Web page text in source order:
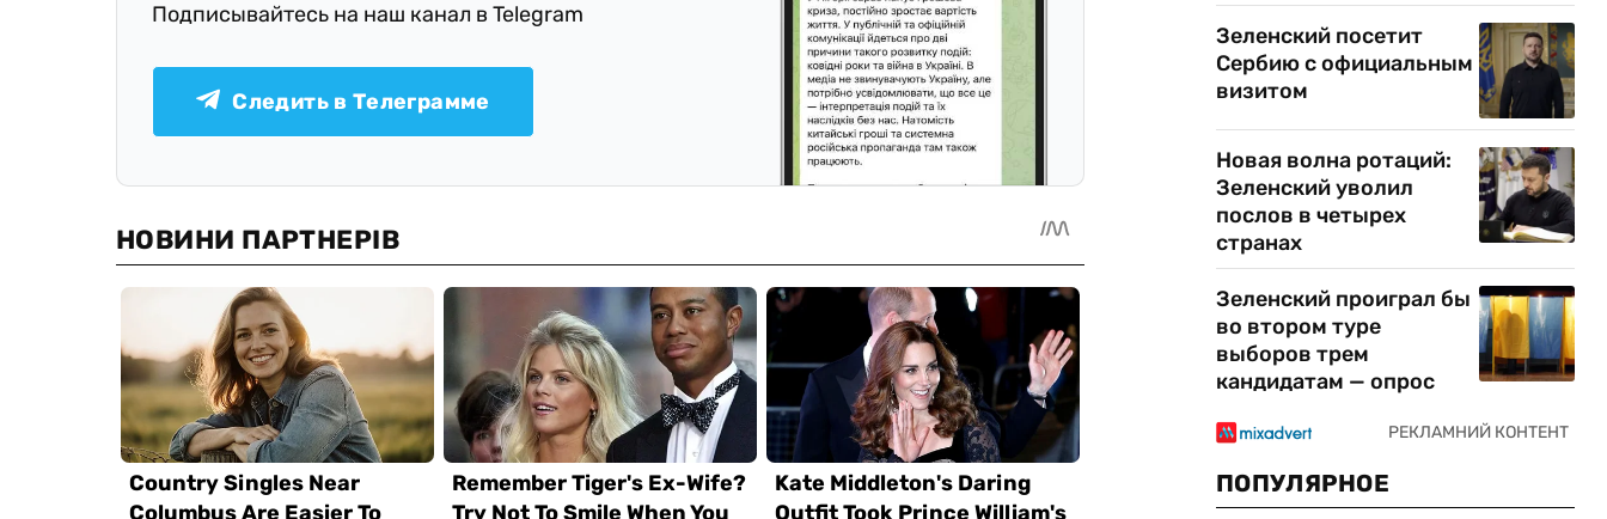
Подписывайтесь на наш канал в Telegram
Следить в Телеграмме
Зеленский посетит
Сербию с официальным
визитом
Новая волна ротаций:
Зеленский уволил
послов в четырех
странах
Зеленский проиграл бы
во втором туре
выборов трем
кандидатам — опрос
ПОПУЛЯРНОЕ